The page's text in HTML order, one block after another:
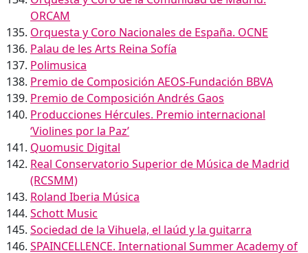
ORCAM
Orquesta y Coro Nacionales de España. OCNE
Palau de les Arts Reina Sofía
Polimusica
Premio de Composición AEOS-Fundación BBVA
Premio de Composición Andrés Gaos
Producciones Hércules. Premio internacional
‘Violines por la Paz’
Quomusic Digital
Real Conservatorio Superior de Música de Madrid
(RCSMM)
Roland Iberia Música
Schott Music
Sociedad de la Vihuela, el laúd y la guitarra
SPAINCELLENCE. International Summer Academy of